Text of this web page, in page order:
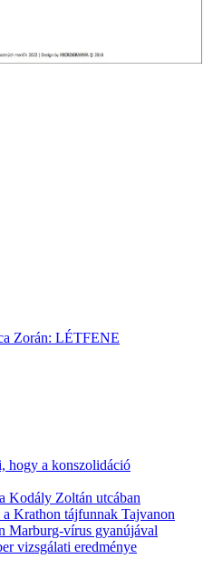
Zorán: LÉTFENE
hogy a konszolidáció
Kodály Zoltán utcában
Krathon tájfunnak Tajvanon
Marburg-vírus gyanújával
vizsgálati eredménye